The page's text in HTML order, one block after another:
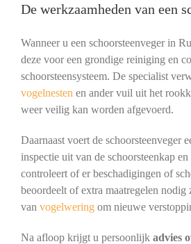
De werkzaamheden van een
Wanneer u een schoorsteenveger in
deze voor een grondige reiniging en
schoorsteensysteem. De specialist
vogelnesten en ander vuil uit het
weer veilig kan worden afgevoerd.
Daarnaast voert de schoorsteenveger
inspectie uit van de schoorsteenkap
controleert of er beschadigingen of
beoordeelt of extra maatregelen nodig
van vogelweringom nieuwe
Na afloop krijgt u persoonlijk advies